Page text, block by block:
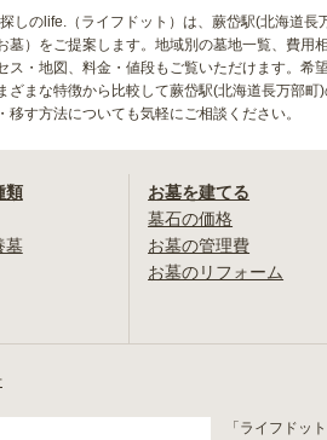
しのlife.（ライフドット）は、蕨岱駅(北海道
）をご提案します。地域別の墓地一覧、費
・地図、料金・値段もご覧いただけます。
まな特徴から比較して蕨岱駅(北海道長万部
す方法についても気軽にご相談ください。
類
墓
お墓を建てる
墓石の価格
お墓の管理費
お墓のリフォーム
「ライフドッ